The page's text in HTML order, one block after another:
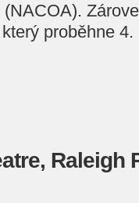
který proběhne
Raleigh